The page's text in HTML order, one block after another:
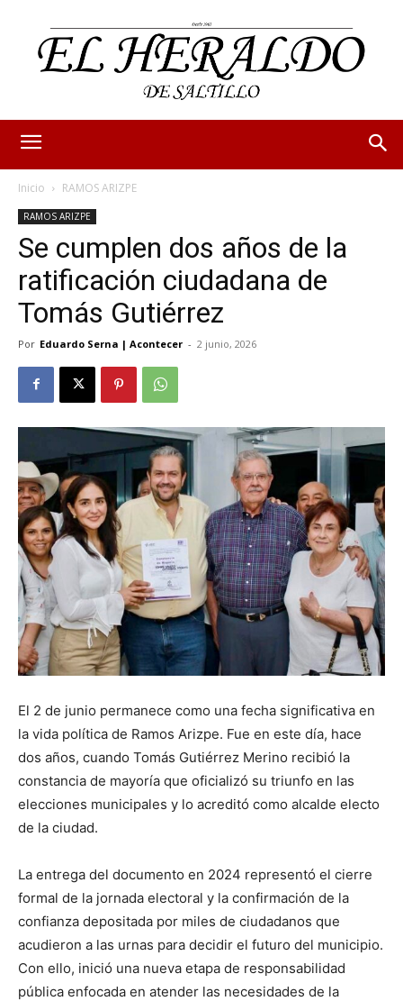
Inicio RAMOS ARIZPE
RAMOS ARIZPE
Se cumplen dos años de la
ratificación ciudadana de
Tomás Gutiérrez
Por Eduardo Serna | Acontecer - 2 junio, 2026
El 2 de junio permanece como una fecha significativa en
la vida política de Ramos Arizpe. Fue en este día, hace
dos años, cuando Tomás Gutiérrez Merino recibió la
constancia de mayoría que oficializó su triunfo en las
elecciones municipales y lo acreditó como alcalde electo
de la ciudad.
La entrega del documento en 2024 representó el cierre
formal de la jornada electoral y la confirmación de la
confianza depositada por miles de ciudadanos que
acudieron a las urnas para decidir el futuro del municipio.
Con ello, inició una nueva etapa de responsabilidad
pública enfocada en atender las necesidades de la